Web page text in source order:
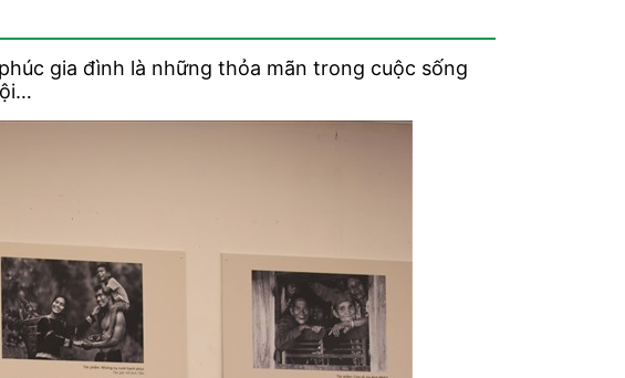
gia đình là những thỏa mãn trong cuộc sống